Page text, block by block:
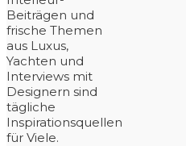
Beiträgen und
frische Themen
aus Luxus,
Yachten und
Interviews mit
Designern sind
tägliche
Inspirationsquellen
für Viele.